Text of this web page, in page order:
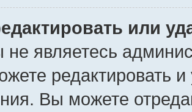
или
не являетесь
редактировать
Вы можете